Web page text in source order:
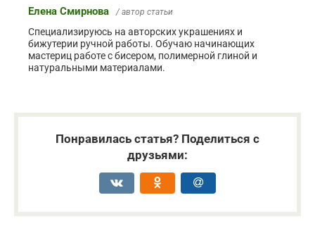
Елена Смирнова / автор статьи
Специализируюсь на авторских украшениях и
бижутерии ручной работы. Обучаю начинающих
мастериц работе с бисером, полимерной глиной и
натуральными материалами.
Понравилась статья? Поделиться с
друзьями: